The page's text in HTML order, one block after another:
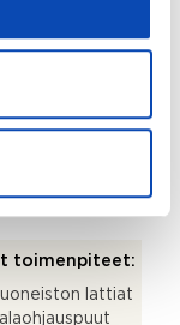
toimenpiteet:
lattiat